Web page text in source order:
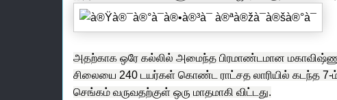
அதற்காக ஒரே கல்லில் அமைந்த பிரமாண்டமான
சிலையை 240 டயர்கள் கொண்ட ராட்சத லாரியில் கடந்த 7-
செங்கம் வருவதற்குள் ஒரு மாதமாகி விட்டது.